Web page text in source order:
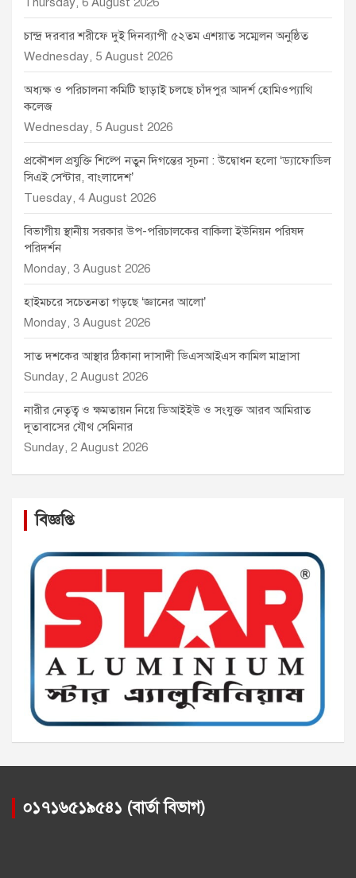
চান্দ্র দরবার শরীফে দুই দিনব্যাপী ৫২তম এশয়াত সম্মেলন অনুষ্ঠিত
Wednesday, 5 August 2026
অধ্যক্ষ ও পরিচালনা কমিটি ছাড়াই চলছে চাঁদপুর আদর্শ হোমিওপ্যাথি
কলেজ
Wednesday, 5 August 2026
প্রকৌশল প্রযুক্তি শিল্পে নতুন দিগন্তের সূচনা : উদ্বোধন হলো ‘ড্যাফোডিল
সিএই সেন্টার, বাংলাদেশ’
Tuesday, 4 August 2026
বিভাগীয় স্থানীয় সরকার উপ-পরিচালকের বাকিলা ইউনিয়ন পরিষদ
পরিদর্শন
Monday, 3 August 2026
হাইমচরে সচেতনতা গড়ছে ‘জ্ঞানের আলো’
Monday, 3 August 2026
সাত দশকের আস্থার ঠিকানা দাসাদী ডিএসআইএস কামিল মাদ্রাসা
Sunday, 2 August 2026
নারীর নেতৃত্ব ও ক্ষমতায়ন নিয়ে ডিআইইউ ও সংযুক্ত আরব আমিরাত
দূতাবাসের যৌথ সেমিনার
Sunday, 2 August 2026
বিজ্ঞপ্তি
০১৭১৬৫১৯৫৪১ (বার্তা বিভাগ)